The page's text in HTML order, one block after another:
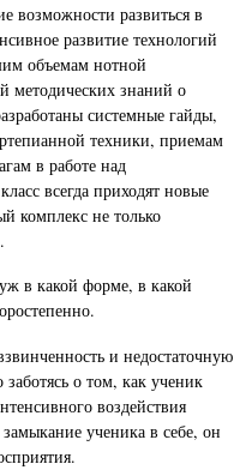
возможности развиться в
развитие технологий
объемам нотной
методических знаний о
системные гайды,
техники, приемам
в работе над
всегда приходят новые
комплекс не только
в какой форме, в какой
и недостаточную
о том, как ученик
воздействия
ученика в себе, он